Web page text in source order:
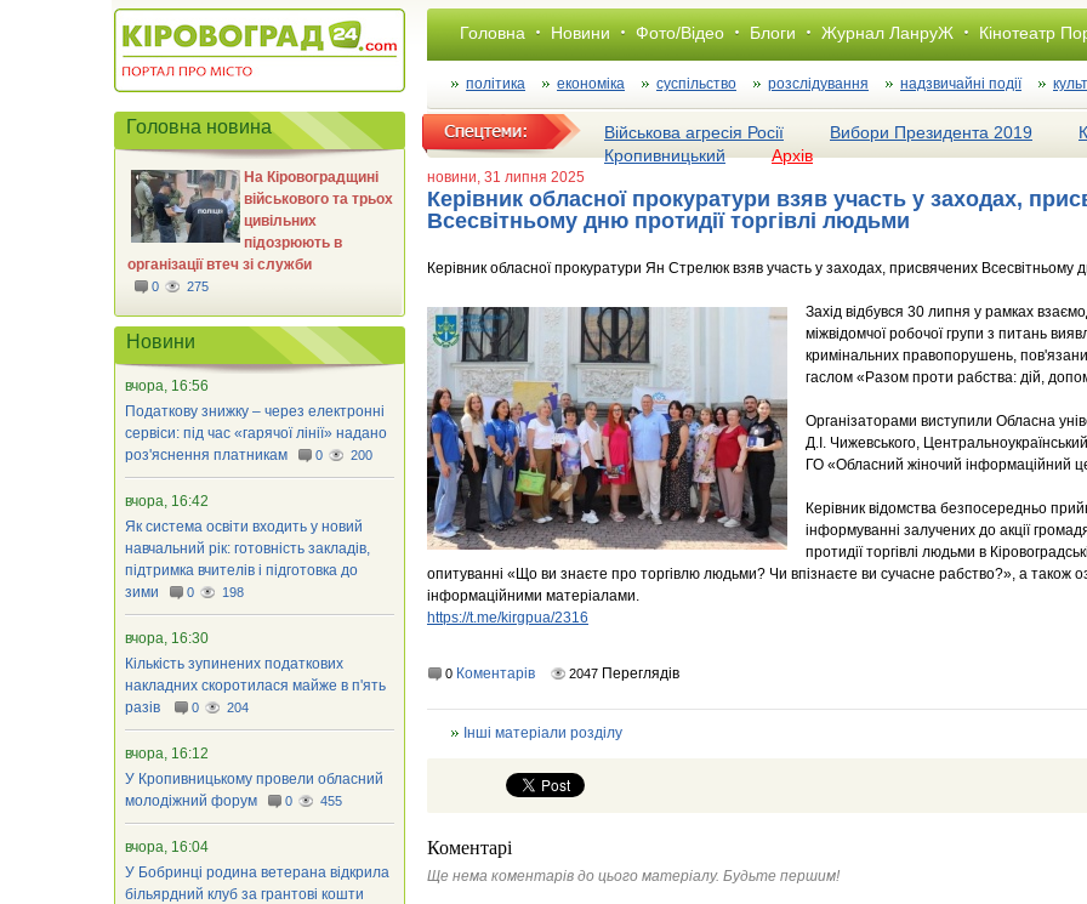
Головна Новини Фото/Відео Блоги Журнал ЛанруЖ Кінотеатр
політика економіка суспільство розслiдування надзвичайні події
Військова агресія Росії Вибори Президента 2019
Кропивницький
Архів
новини, 31 липня 2025
Керівник обласної прокуратури взяв участь у заходах,
Всесвітньому дню протидії торгівлі людьми
Керівник обласної прокуратури Ян Стрелюк взяв участь у заходах, присвячених Всесвітньому
Захід відбувся 30 липня у рамках
міжвідомчої робочої групи з питань
кримінальних правопорушень,
гаслом «Разом проти рабства: дій,
Організаторами виступили Обласна
Д.І. Чижевського,
ГО «Обласний жіночий інформаційний
Керівник відомства безпосередньо
інформуванні залучених до акції
протидії торгівлі людьми в
опитуванні «Що ви знаєте про торгівлю людьми? Чи впізнаєте ви сучасне рабство?», а також
інформаційними матеріалами.
https://t.me/kirgpua/2316
0 Коментарів 2047 Переглядів
Інші матеріали розділу
Коментарі
Ще нема коментарів до цього матеріалу. Будьте першим!
Головна новина
На Кіровоградщині
військового та трьох
цивільних
підозрюють в
організації втеч зі служби
0 275
Новини
вчора, 16:56
Податкову знижку – через електронні
сервіси: під час «гарячої лінії» надано
роз'яснення платникам
0 200
вчора, 16:42
Як система освіти входить у новий
навчальний рік: готовність закладів,
підтримка вчителів і підготовка до
зими
0 198
вчора, 16:30
Кількість зупинених податкових
накладних скоротилася майже в п'ять
разів
0 204
вчора, 16:12
У Кропивницькому провели обласний
молодіжний форум
0 455
вчора, 16:04
У Бобринці родина ветерана відкрила
більярдний клуб за грантові кошти